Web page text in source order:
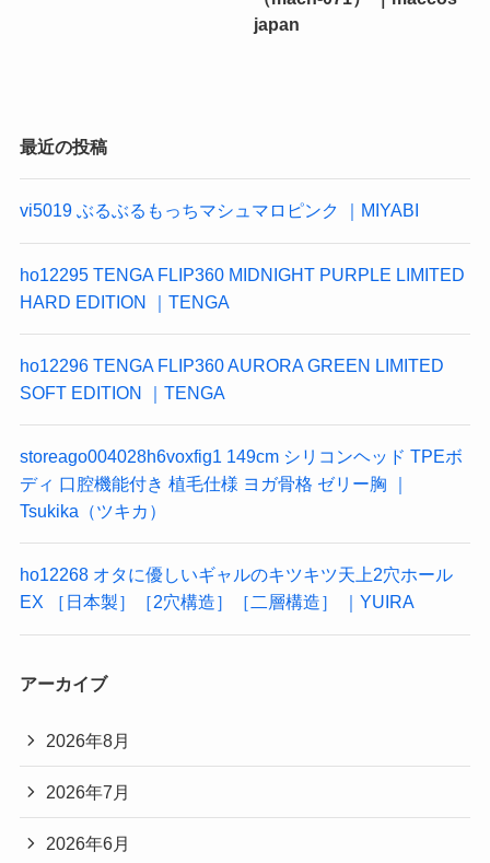
japan
最近の投稿
vi5019 ぶるぶるもっちマシュマロピンク ｜MIYABI
ho12295 TENGA FLIP360 MIDNIGHT PURPLE LIMITED
HARD EDITION ｜TENGA
ho12296 TENGA FLIP360 AURORA GREEN LIMITED
SOFT EDITION ｜TENGA
storeago004028h6voxfig1 149cm シリコンヘッド TPEボ
ディ 口腔機能付き 植毛仕様 ヨガ骨格 ゼリー胸 ｜
Tsukika（ツキカ）
ho12268 オタに優しいギャルのキツキツ天上2穴ホール
EX ［日本製］［2穴構造］［二層構造］ ｜YUIRA
アーカイブ
2026年8月
2026年7月
2026年6月